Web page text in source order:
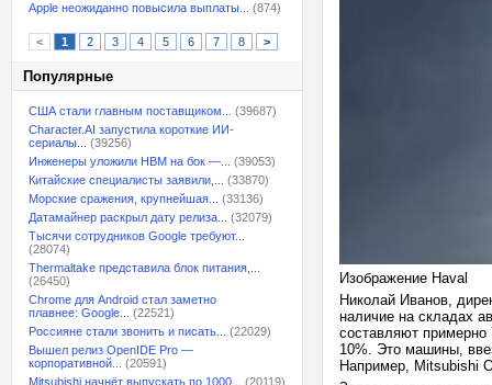
Apple неожиданно повысила выплаты...
(874)
< 1 2 3 4 5 6 7 8 >
Популярные
США стали главным поставщиком...
(39687)
Character.AI запустила короткие ИИ-
сериалы...
(39256)
Инженеры уложили HBM на бок —...
(39053)
Китайские специалисты заявили,...
(33870)
Морские сражения, крупнейшая...
(33136)
Датамайнер раскрыл дату релиза...
(32079)
Тысячи сотрудников Google требуют...
(28074)
Thermaltake представила блок питания,...
(26450)
Chrome для Android стал заметно
плавнее: Google...
(22521)
Россияне стали звонить и писать...
(22029)
Вышел релиз OpenIDE Pro —
корпоративной...
(20591)
Mitsubishi начнёт выпускать по 1000...
(20119)
Изображение Haval
Николай Иванов,
наличие на складах
составляют примерно
10%. Это машины,
Например, Mitsubishi